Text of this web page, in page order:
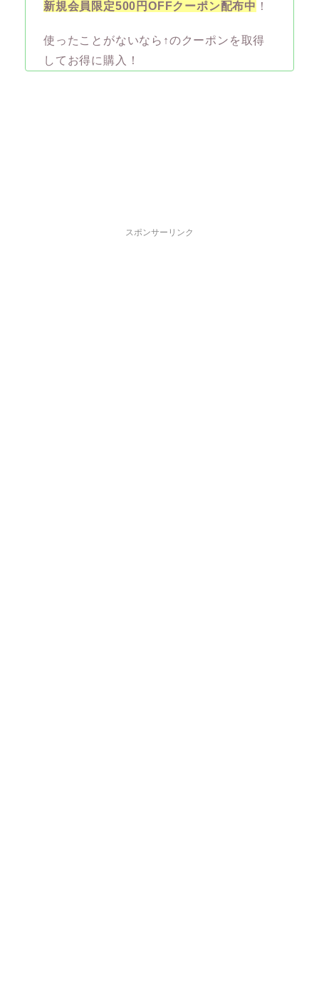
新規会員限定500円OFFクーポン配布中 ！
使ったことがないなら↑のクーポンを取得
してお得に購入！
スポンサーリンク